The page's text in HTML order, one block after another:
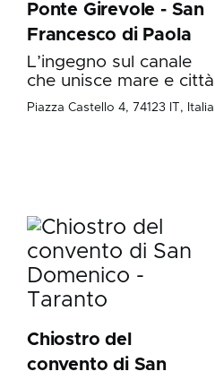
Ponte Girevole - San
Francesco di Paola
L’ingegno sul canale
che unisce mare e città
Piazza Castello 4, 74123 IT, Italia
Chiostro del
convento di San